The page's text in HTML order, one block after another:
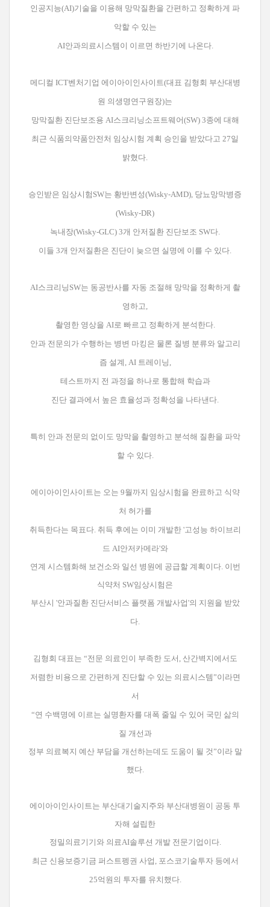
인공지능(AI)기술을 이용해 망막질환을 간편하고 정확하게 파
악할 수 있는
AI안과의료시스템이 이르면 하반기에 나온다.
메디컬 ICT벤처기업 에이아이인사이트(대표 김형회 부산대병
원 의생명연구원장)는
망막질환 진단보조용 AI스크리닝소프트웨어(SW) 3종에 대해
최근 식품의약품안전처 임상시험 계획 승인을 받았다고 27일
밝혔다.
승인받은 임상시험SW는 황반변성(Wisky-AMD), 당뇨망막병증
(Wisky-DR)
녹내장(Wisky-GLC) 3개 안저질환 진단보조 SW다.
이들 3개 안저질환은 진단이 늦으면 실명에 이를 수 있다.
AI스크리닝SW는 동공반사를 자동 조절해 망막을 정확하게 촬
영하고,
촬영한 영상을 AI로 빠르고 정확하게 분석한다.
안과 전문의가 수행하는 병변 마킹은 물론 질병 분류와 알고리
즘 설계, AI 트레이닝,
테스트까지 전 과정을 하나로 통합해 학습과
진단 결과에서 높은 효율성과 정확성을 나타낸다.
특히 안과 전문의 없이도 망막을 촬영하고 분석해 질환을 파악
할 수 있다.
에이아이인사이트는 오는 9월까지 임상시험을 완료하고 식약
처 허가를
취득한다는 목표다. 취득 후에는 이미 개발한 '고성능 하이브리
드 AI안저카메라'와
연계 시스템화해 보건소와 일선 병원에 공급할 계획이다. 이번
식약처 SW임상시험은
부산시 '안과질환 진단서비스 플랫폼 개발사업'의 지원을 받았
다.
김형회 대표는 “전문 의료인이 부족한 도서, 산간벽지에서도
저렴한 비용으로 간편하게 진단할 수 있는 의료시스템”이라면
서
“연 수백명에 이르는 실명환자를 대폭 줄일 수 있어 국민 삶의
질 개선과
정부 의료복지 예산 부담을 개선하는데도 도움이 될 것”이라 말
했다.
에이아이인사이트는 부산대기술지주와 부산대병원이 공동 투
자해 설립한
정밀의료기기와 의료AI솔루션 개발 전문기업이다.
최근 신용보증기금 퍼스트펭권 사업, 포스코기술투자 등에서
25억원의 투자를 유치했다.